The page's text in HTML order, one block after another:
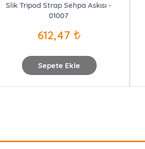
Sepete Ekle
Slik Tripod Strap Sehpa Askısı -
01007
612,47